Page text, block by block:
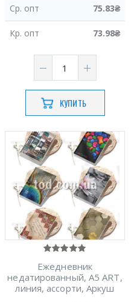
Ср. опт 75.83₴
Кр. опт 73.98₴
КУПИТЬ
Ежедневник
недатированный, А5 ARТ,
линия, ассорти, Аркуш